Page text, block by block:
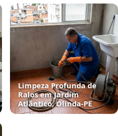
Limpeza Profunda de
Ralos em Jardim
Atlântico, Olinda‑PE